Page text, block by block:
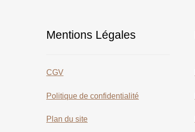
Mentions Légales
CGV
Politique de confidentialité
Plan du site